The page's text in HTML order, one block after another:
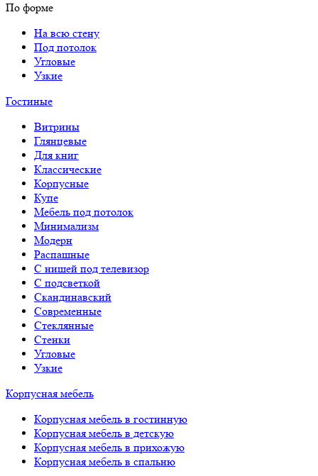
По форме
На всю стену
Под потолок
Угловые
Узкие
Гостиные
Витрины
Глянцевые
Для книг
Классические
Корпусные
Купе
Мебель под потолок
Минимализм
Модерн
Распашные
С нишей под телевизор
С подсветкой
Скандинавский
Современные
Стеклянные
Стенки
Угловые
Узкие
Корпусная мебель
Корпусная мебель в гостинную
Корпусная мебель в детскую
Корпусная мебель в прихожую
Корпусная мебель в спальню